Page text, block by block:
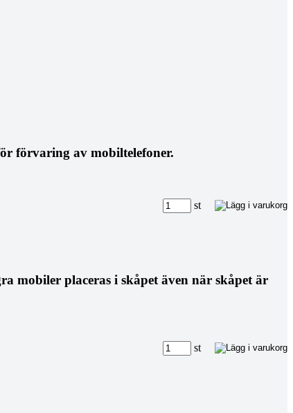
förvaring av mobiltelefoner.
st
mobiler placeras i skåpet även när skåpet är
st